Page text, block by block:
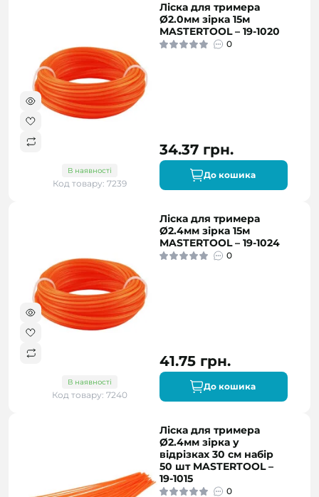
В наявності
Код товару: 7239
Ліска для тримера
Ø2.0мм зірка 15м
MASTERTOOL – 19-1020
0
34.37 грн.
До кошика
В наявності
Код товару: 7240
Ліска для тримера
Ø2.4мм зірка 15м
MASTERTOOL – 19-1024
0
41.75 грн.
До кошика
Ліска для тримера
Ø2.4мм зірка у
відрізках 30 см набір
50 шт MASTERTOOL –
19-1015
0